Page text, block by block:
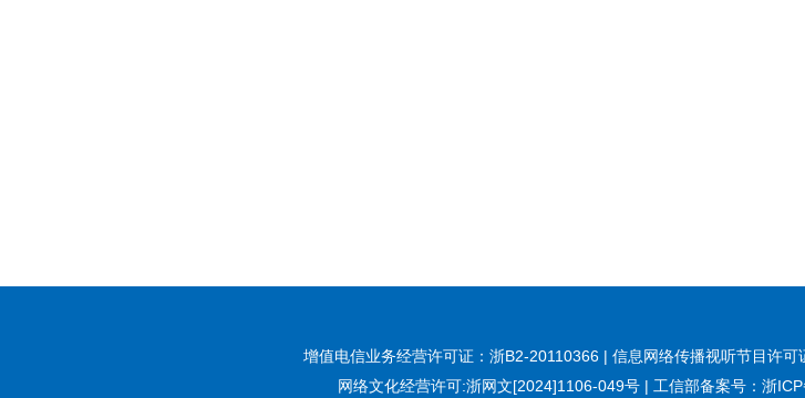
增值电信业务经营许可证：浙B2-20110366 | 信息网络传播视听节目许
网络文化经营许可:浙网文[2024]1106-049号| 工信部备案号：浙